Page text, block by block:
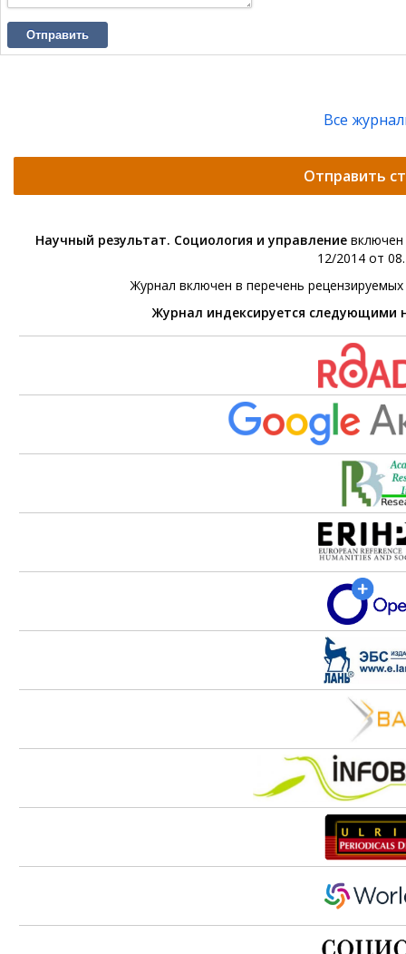
Отправить
Все
Отправить
Научный результат. Социология и управление
12/2014 от
Журнал включен в перечень
Журнал индексируется